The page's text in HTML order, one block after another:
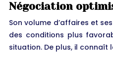
Négociation
Son volume d’affaires et
des conditions plus
situation. De plus, il